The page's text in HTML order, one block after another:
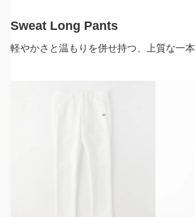
Sweat Long Pants
軽やかさと温もりを併せ持つ、上質な一本